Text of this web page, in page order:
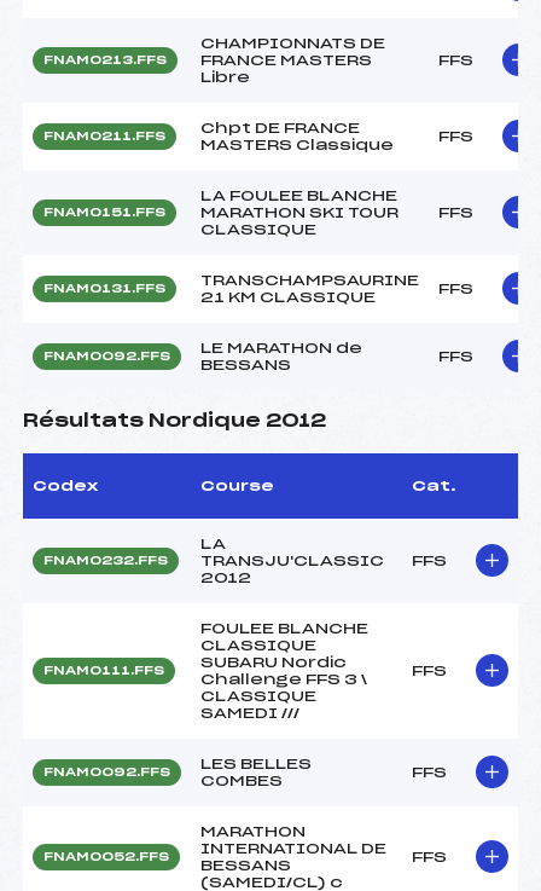
FNAM0213.FFS
CHAMPIONNATS DE
FRANCE MASTERS
Libre
FFS
FNAM0211.FFS
Chpt DE FRANCE
MASTERS Classique
FFS
FNAM0151.FFS
LA FOULEE BLANCHE
MARATHON SKI TOUR
CLASSIQUE
FFS
FNAM0131.FFS
TRANSCHAMPSAURINE
21 KM CLASSIQUE
FFS
FNAM0092.FFS
LE MARATHON de
BESSANS
FFS
Résultats Nordique 2012
Codex Course Cat.
FNAM0232.FFS
LA
TRANSJU'CLASSIC
2012
FFS
FNAM0111.FFS
FOULEE BLANCHE
CLASSIQUE
SUBARU Nordic
Challenge FFS 3 \
CLASSIQUE
SAMEDI ///
FFS
FNAM0092.FFS
LES BELLES
COMBES
FFS
FNAM0052.FFS
MARATHON
INTERNATIONAL DE
BESSANS
(SAMEDI/CL) c
FFS